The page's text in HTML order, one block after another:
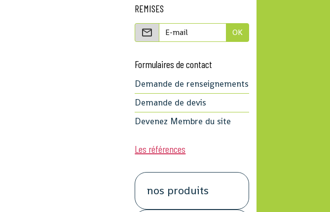
REMISES
OK
Formulaires de contact
Demande de renseignements
Demande de devis
Devenez Membre du site
Les références
nos produits